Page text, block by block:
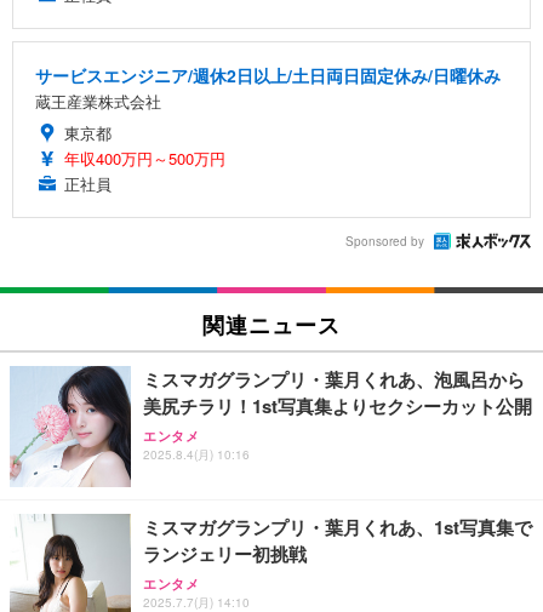
サービスエンジニア/週休2日以上/土日両日固定休み/日曜休み
蔵王産業株式会社
東京都
年収400万円～500万円
正社員
Sponsored by
関連ニュース
ミスマガグランプリ・葉月くれあ、泡風呂から
美尻チラリ！1st写真集よりセクシーカット公開
エンタメ
2025.8.4(月) 10:16
ミスマガグランプリ・葉月くれあ、1st写真集で
ランジェリー初挑戦
エンタメ
2025.7.7(月) 14:10